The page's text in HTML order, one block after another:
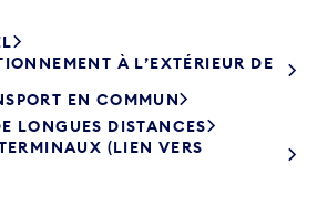
À L’EXTÉRIEUR DE
EN COMMUN
LONGUES DISTANCES
(LIEN VERS